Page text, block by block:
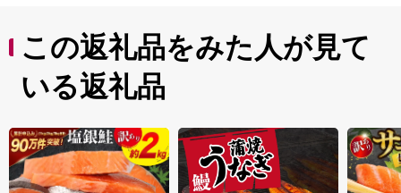
この返礼品をみた人が見て
いる返礼品